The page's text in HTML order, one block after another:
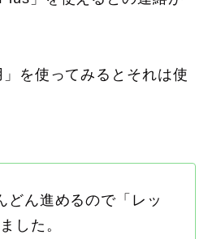
を使ってみるとそれは使
どん進めるので「レッ
した。